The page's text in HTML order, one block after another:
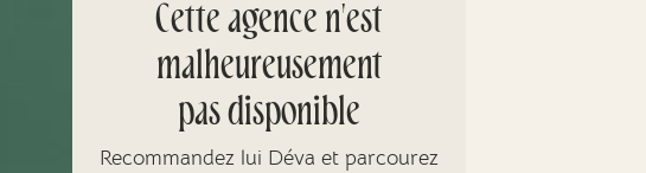
Cette agence n'est
malheureusement
pas disponible
Recommandez lui Déva et parcourez